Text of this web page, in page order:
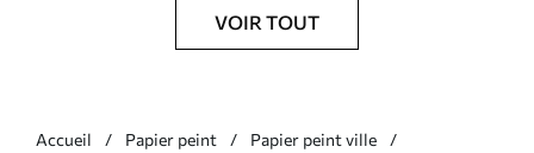
VOIR TOUT
Accueil Papier peint
Papier peint ville